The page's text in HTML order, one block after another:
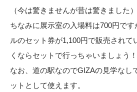
（今は驚きませんが昔は驚きました）
ちなみに展示室の入場料は700円で
ルのセット券が1,100円で販売されて
くならセットで行っちゃいましょう！
なお、道の駅なのでGIZAの見学なし
ットとして使えます。